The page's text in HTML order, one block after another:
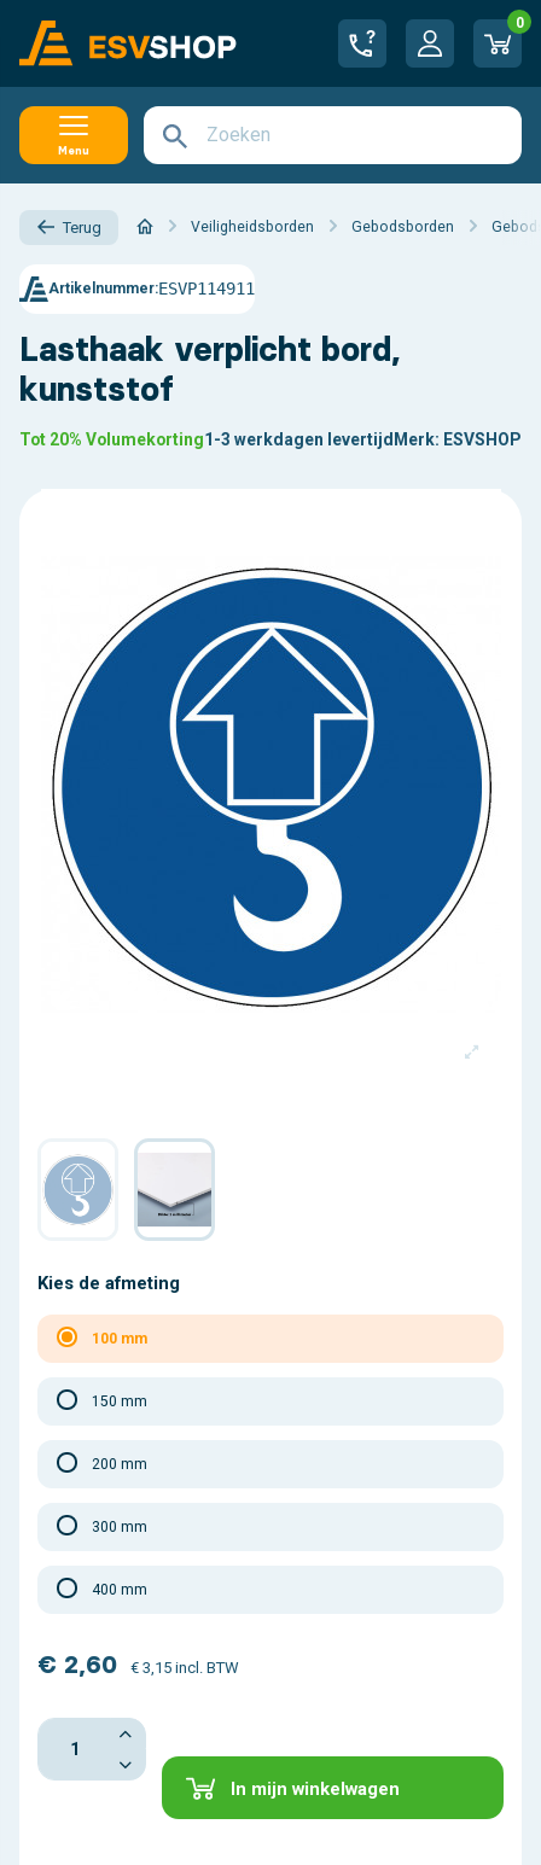
0
Menu
Terug Veiligheidsborden Gebodsborden
Lasthaak verplicht bord,
kunststof
Artikelnummer:ESVP114911
Tot 20% Volumekorting1-3 werkdagen levertijd Merk: ESVSHOP
Kies de afmeting
100 mm
150 mm
200 mm
300 mm
400 mm
€ 2,60 € 3,15 incl. BTW
In mijn winkelwagen